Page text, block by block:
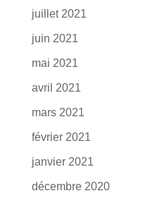
juillet 2021
juin 2021
mai 2021
avril 2021
mars 2021
février 2021
janvier 2021
décembre 2020